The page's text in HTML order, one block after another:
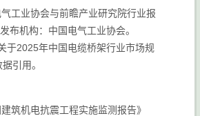
工业协会与前瞻产业研究院行业报
布机构：中国电气工业协会。
于2025年中国电缆桥架行业市场规
引用。
筑机电抗震工程实施监测报告》